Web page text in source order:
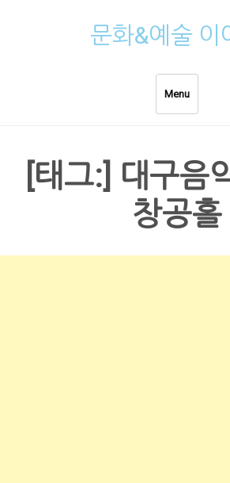
문화&예술 이
Menu
[태그:] 대구음
창공홀